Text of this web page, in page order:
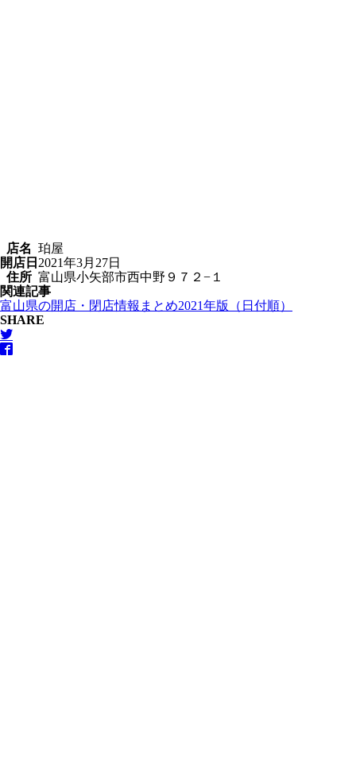
店名 珀屋
開店日 2021年3月27日
住所 富山県小矢部市西中野９７２−１
関連記事
富山県の開店・閉店情報まとめ2021年版（日付順）
SHARE